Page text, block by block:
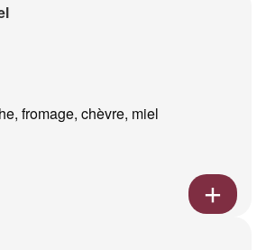
fromage, chèvre, miel